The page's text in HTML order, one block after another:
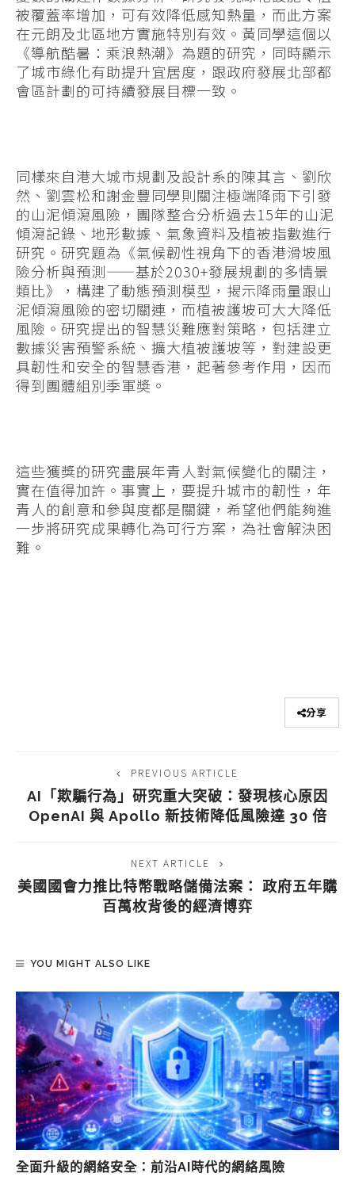
被覆蓋率增加，可有效降低感知熱量，而此方案
在元朗及北區地方實施特別有效。黃同學這個以
《導航酷暑：乘浪熱潮》為題的研究，同時顯示
了城市綠化有助提升宜居度，跟政府發展北部都
會區計劃的可持續發展目標一致。
同樣來自港大城市規劃及設計系的陳其言、劉欣
然、劉雲松和謝金豐同學則關注極端降雨下引發
的山泥傾瀉風險，團隊整合分析過去15年的山泥
傾瀉記錄、地形數據、氣象資料及植被指數進行
研究。研究題為《氣候韌性視角下的香港滑坡風
險分析與預測——基於2030+發展規劃的多情景
類比》，構建了動態預測模型，揭示降雨量跟山
泥傾瀉風險的密切關連，而植被護坡可大大降低
風險。研究提出的智慧災難應對策略，包括建立
數據災害預警系統、擴大植被護坡等，對建設更
具韌性和安全的智慧香港，起著參考作用，因而
得到團體組別季軍奬。
這些獲獎的研究盡展年青人對氣候變化的關注，
實在值得加許。事實上，要提升城市的韌性，年
青人的創意和參與度都是關鍵，希望他們能夠進
一步將研究成果轉化為可行方案，為社會解決困
難。
分享
PREVIOUS ARTICLE
AI「欺騙行為」研究重大突破：發現核心原因
OpenAI 與 Apollo 新技術降低風險達 30 倍
NEXT ARTICLE
美國國會力推比特幣戰略儲備法案： 政府五年購
百萬枚背後的經濟博弈
YOU MIGHT ALSO LIKE
全面升級的網絡安全：前沿AI時代的網絡風險